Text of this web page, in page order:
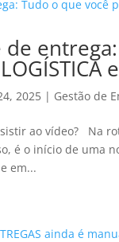
2025 | Gestão de
ao vídeo? Na
é o início de uma
em...